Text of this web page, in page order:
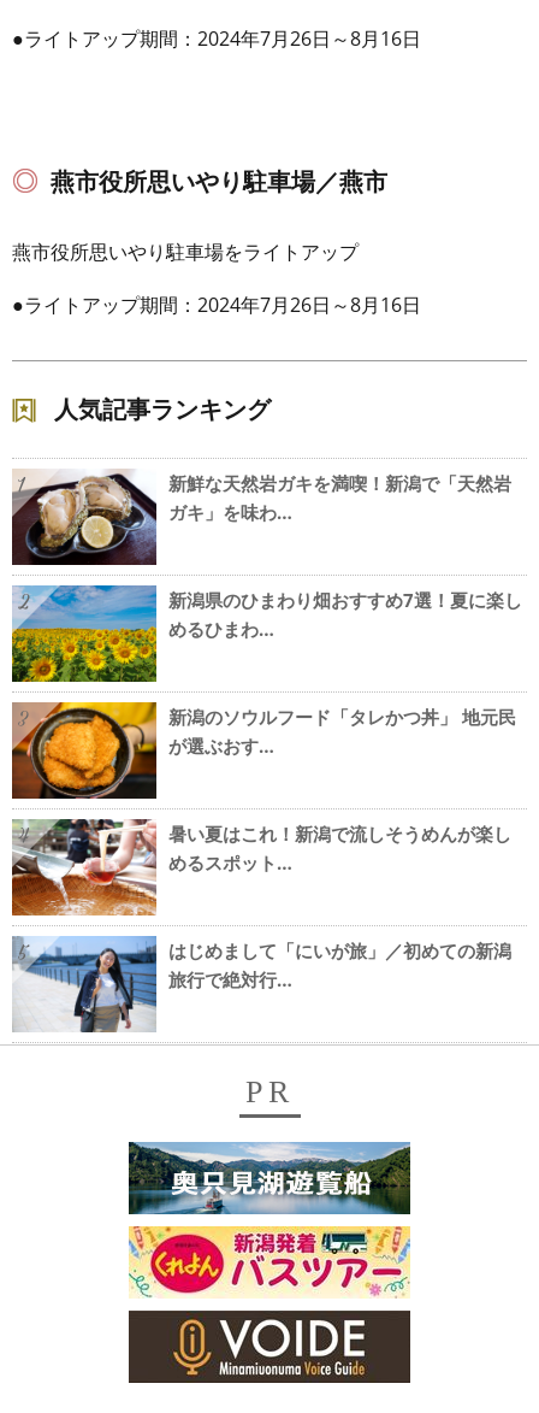
●ライトアップ期間：2024年7月26日～8月16日
燕市役所思いやり駐車場／燕市
燕市役所思いやり駐車場をライトアップ
●ライトアップ期間：2024年7月26日～8月16日
人気記事ランキング
1
新鮮な天然岩ガキを満喫！新潟で「天然岩
ガキ」を味わ…
2
新潟県のひまわり畑おすすめ7選！夏に楽し
めるひまわ…
3
新潟のソウルフード「タレかつ丼」 地元民
が選ぶおす…
4
暑い夏はこれ！新潟で流しそうめんが楽し
めるスポット…
5
はじめまして「にいが旅」／初めての新潟
旅行で絶対行…
PR